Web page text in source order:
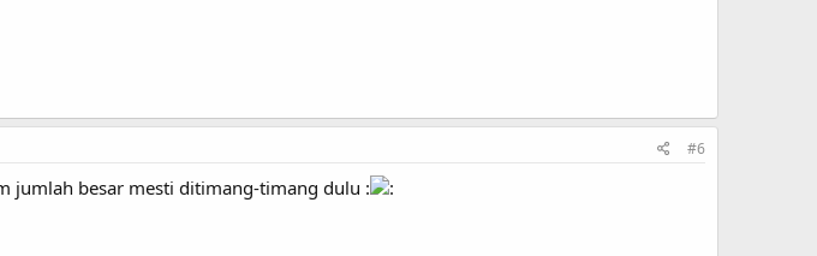
#6
jumlah besar mesti ditimang-timang dulu : :